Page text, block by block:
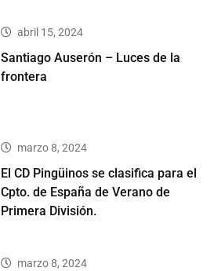
abril 15, 2024
Santiago Auserón – Luces de la
frontera
marzo 8, 2024
El CD Pingüinos se clasifica para el
Cpto. de España de Verano de
Primera División.
marzo 8, 2024